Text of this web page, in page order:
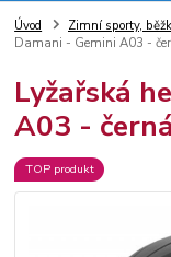
Úvod Zimní sporty,
Damani - Gemini A03 -
Lyžařská
A03 - černá
TOP produkt